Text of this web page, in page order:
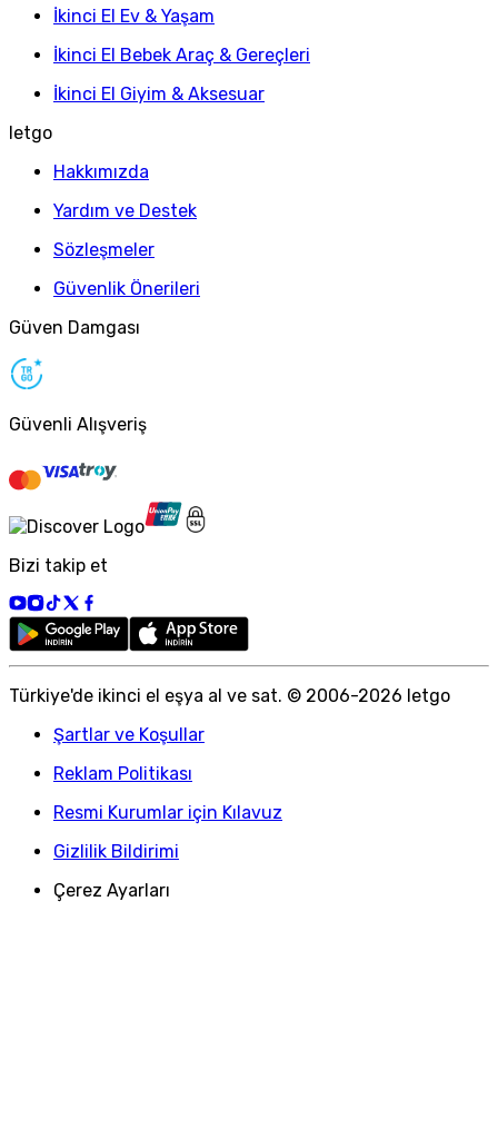
İkinci El Ev & Yaşam
İkinci El Bebek Araç & Gereçleri
İkinci El Giyim & Aksesuar
letgo
Hakkımızda
Yardım ve Destek
Sözleşmeler
Güvenlik Önerileri
Güven Damgası
Güvenli Alışveriş
Bizi takip et
Türkiye'de ikinci el eşya al ve sat. © 2006-2026 letgo
Şartlar ve Koşullar
Reklam Politikası
Resmi Kurumlar için Kılavuz
Gizlilik Bildirimi
Çerez Ayarları